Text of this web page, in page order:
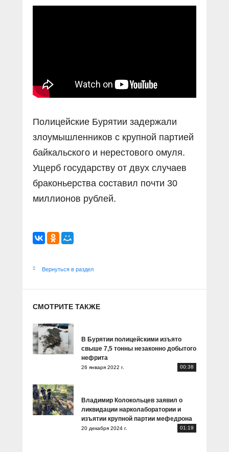
Социальные ролики
Полицейские Бурятии задержали
злоумышленников с крупной партией
байкальского и нерестового омуля.
Ущерб государству от двух случаев
браконьерства составил почти 30
миллионов рублей.
Вернуться в раздел
СМОТРИТЕ ТАКЖЕ
В Бурятии полицейскими изъято
свыше 7,5 тонны незаконно добытого
нефрита
26 января 2022 г. 00:38
Владимир Колокольцев заявил о
ликвидации нарколаборатории и
изъятии крупной партии мефедрона
20 декабря 2024 г. 01:19